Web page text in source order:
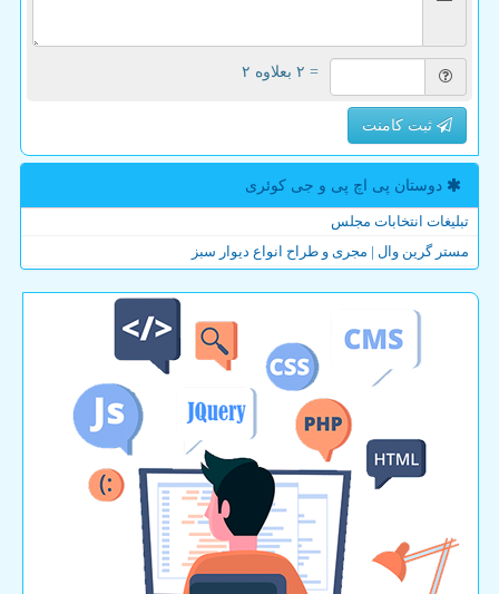
= ۲ بعلاوه ۲
ثبت کامنت
دوستان پی اچ پی و جی كوئری
تبلیغات انتخابات مجلس
مستر گرین وال | مجری و طراح انواع دیوار سبز